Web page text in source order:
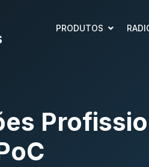
PRODUTOS